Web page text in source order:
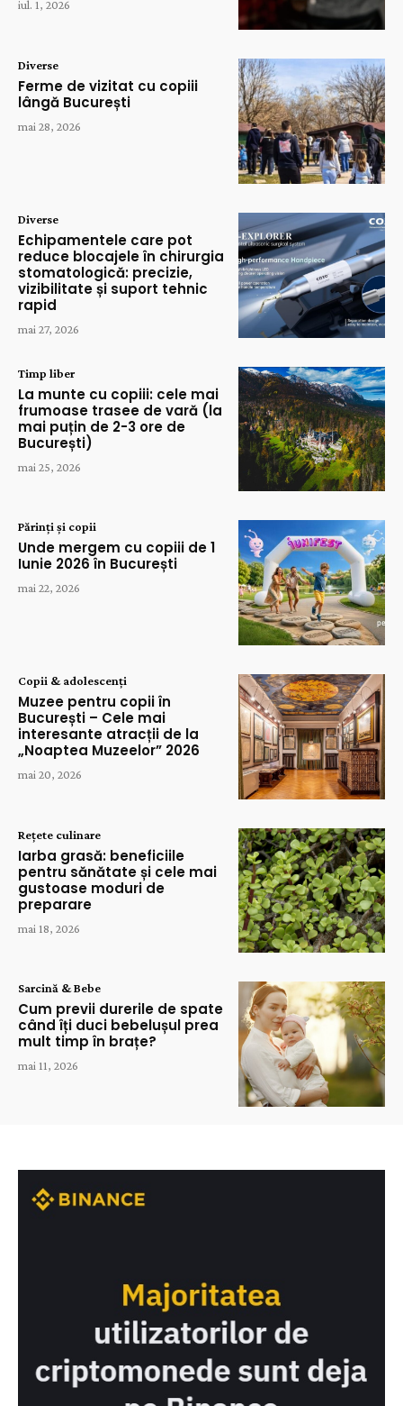
iul. 1, 2026
Diverse
Ferme de vizitat cu copiii
lângă București
mai 28, 2026
Diverse
Echipamentele care pot
reduce blocajele în chirurgia
stomatologică: precizie,
vizibilitate și suport tehnic
rapid
mai 27, 2026
Timp liber
La munte cu copiii: cele mai
frumoase trasee de vară (la
mai puțin de 2-3 ore de
București)
mai 25, 2026
Părinți și copii
Unde mergem cu copiii de 1
Iunie 2026 în București
mai 22, 2026
Copii & adolescenți
Muzee pentru copii în
București – Cele mai
interesante atracții de la
„Noaptea Muzeelor” 2026
mai 20, 2026
Rețete culinare
Iarba grasă: beneficiile
pentru sănătate și cele mai
gustoase moduri de
preparare
mai 18, 2026
Sarcină & Bebe
Cum previi durerile de spate
când îți duci bebelușul prea
mult timp în brațe?
mai 11, 2026